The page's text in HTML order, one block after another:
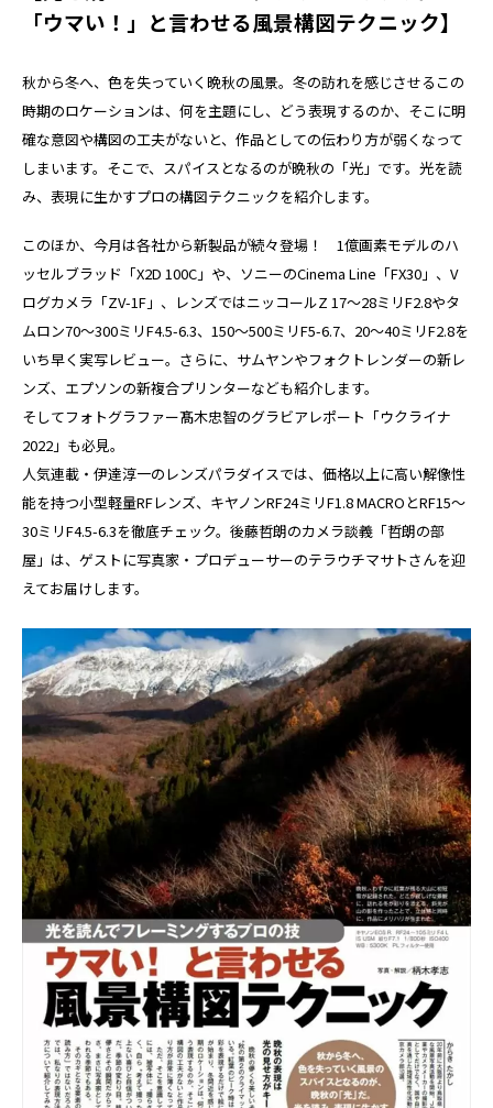
「ウマい！」と言わせる風景構図テクニック】
秋から冬へ、色を失っていく晩秋の風景。冬の訪れを感じさせるこの
時期のロケーションは、何を主題にし、どう表現するのか、そこに明
確な意図や構図の工夫がないと、作品としての伝わり方が弱くなって
しまいます。そこで、スパイスとなるのが晩秋の「光」です。光を読
み、表現に生かすプロの構図テクニックを紹介します。
このほか、今月は各社から新製品が続々登場！ 1億画素モデルのハ
ッセルブラッド「X2D 100C」や、ソニーのCinema Line「FX30」、V
ログカメラ「ZV-1F」、レンズではニッコールZ 17～28ミリF2.8やタ
ムロン70～300ミリF4.5-6.3、150～500ミリF5-6.7、20～40ミリF2.8を
いち早く実写レビュー。さらに、サムヤンやフォクトレンダーの新レ
ンズ、エプソンの新複合プリンターなども紹介します。
そしてフォトグラファー髙木忠智のグラビアレポート「ウクライナ
2022」も必見。
人気連載・伊達淳一のレンズパラダイスでは、価格以上に高い解像性
能を持つ小型軽量RFレンズ、キヤノンRF24ミリF1.8 MACROとRF15～
30ミリF4.5-6.3を徹底チェック。後藤哲朗のカメラ談義「哲朗の部
屋」は、ゲストに写真家・プロデューサーのテラウチマサトさんを迎
えてお届けします。